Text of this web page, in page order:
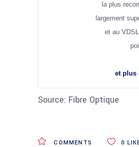
la plus
largement
et au
et plus
Source: Fibre Optique
COMMENTS 0